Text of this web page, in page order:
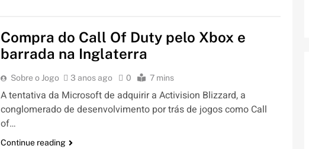
Compra do Call Of Duty pelo Xbox e
barrada na Inglaterra
Sobre o Jogo 3 anos ago 0 7 mins
A tentativa da Microsoft de adquirir a Activision Blizzard, a
conglomerado de desenvolvimento por trás de jogos como Call
of…
Continue reading